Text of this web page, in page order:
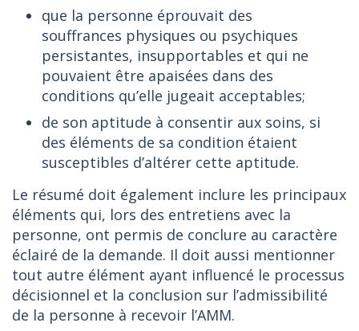
que la personne éprouvait des
souffrances physiques ou psychiques
persistantes, insupportables et qui ne
pouvaient être apaisées dans des
conditions qu’elle jugeait acceptables;
de son aptitude à consentir aux soins, si
des éléments de sa condition étaient
susceptibles d’altérer cette aptitude.
Le résumé doit également inclure les principaux
éléments qui, lors des entretiens avec la
personne, ont permis de conclure au caractère
éclairé de la demande. Il doit aussi mentionner
tout autre élément ayant influencé le processus
décisionnel et la conclusion sur l’admissibilité
de la personne à recevoir l’AMM.